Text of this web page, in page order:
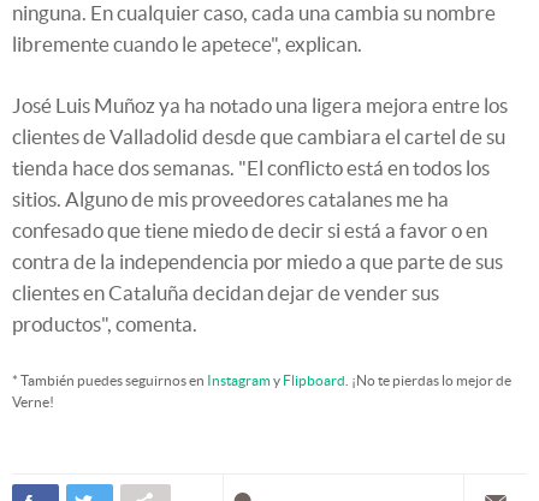
ninguna. En cualquier caso, cada una cambia su nombre
libremente cuando le apetece", explican.
José Luis Muñoz ya ha notado una ligera mejora entre los
clientes de Valladolid desde que cambiara el cartel de su
tienda hace dos semanas. "El conflicto está en todos los
sitios. Alguno de mis proveedores catalanes me ha
confesado que tiene miedo de decir si está a favor o en
contra de la independencia por miedo a que parte de sus
clientes en Cataluña decidan dejar de vender sus
productos", comenta.
* También puedes seguirnos en Instagramy Flipboard . ¡No te pierdas lo mejor de
Verne!